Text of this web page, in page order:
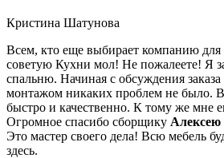
Кристина Шатунова
Всем, кто еще выбирает компанию для
советую Кухни мол! Не пожалеете! Я
спальню. Начиная с обсуждения заказа
монтажом никаких проблем не было.
быстро и качественно. К тому же мне
Огромное спасибо сборщику Алексею
Это мастер своего дела! Всю мебель
здесь.